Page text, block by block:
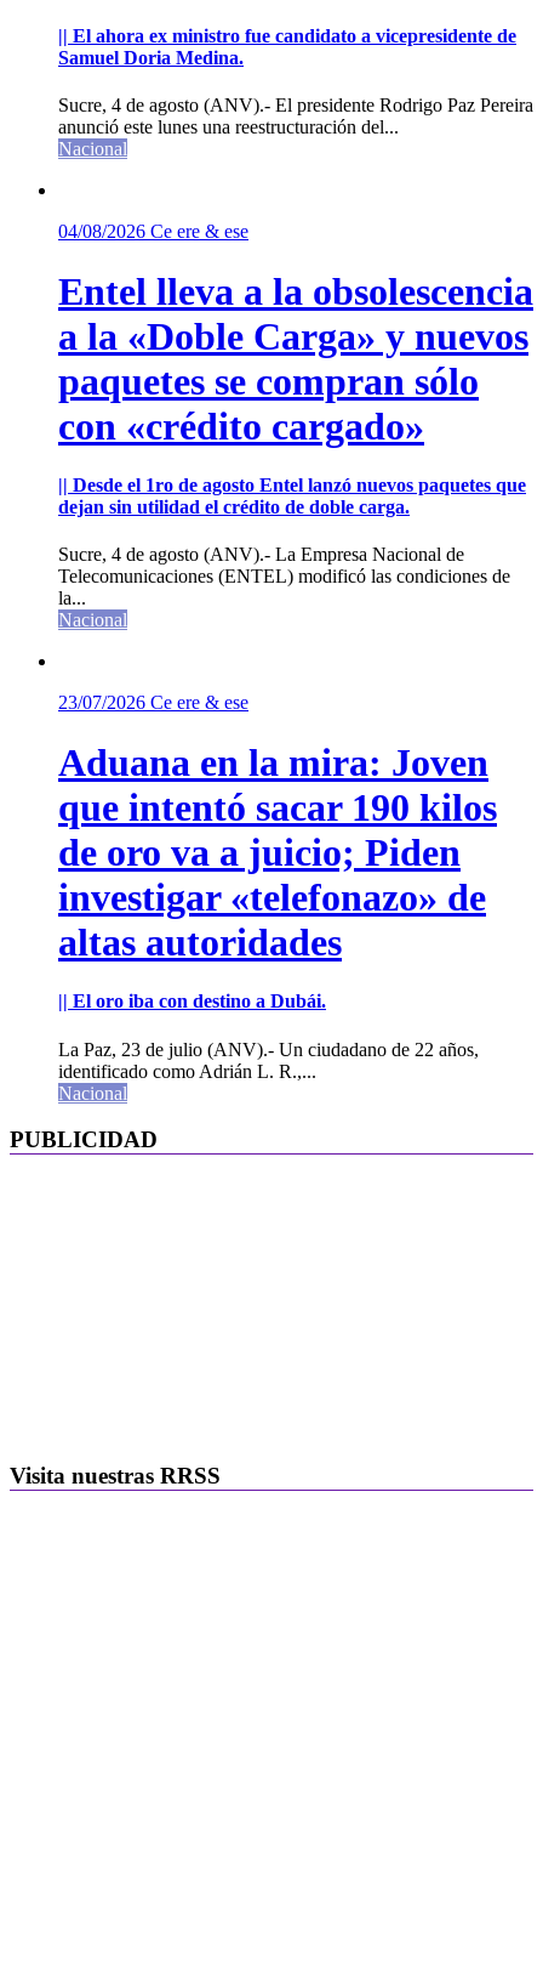
|| El ahora ex ministro fue candidato a vicepresidente de
Samuel Doria Medina.
Sucre, 4 de agosto (ANV).- El presidente Rodrigo Paz Pereira
anunció este lunes una reestructuración del...
Nacional
04/08/2026 Ce ere & ese
Entel lleva a la obsolescencia
a la «Doble Carga» y nuevos
paquetes se compran sólo
con «crédito cargado»
|| Desde el 1ro de agosto Entel lanzó nuevos paquetes que
dejan sin utilidad el crédito de doble carga.
Sucre, 4 de agosto (ANV).- La Empresa Nacional de
Telecomunicaciones (ENTEL) modificó las condiciones de
la...
Nacional
23/07/2026 Ce ere & ese
Aduana en la mira: Joven
que intentó sacar 190 kilos
de oro va a juicio; Piden
investigar «telefonazo» de
altas autoridades
|| El oro iba con destino a Dubái.
La Paz, 23 de julio (ANV).- Un ciudadano de 22 años,
identificado como Adrián L. R.,...
Nacional
PUBLICIDAD
Visita nuestras RRSS